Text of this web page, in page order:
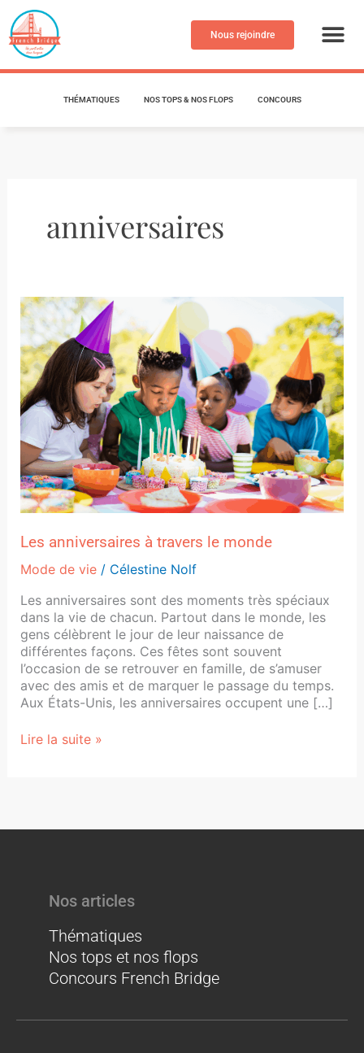
Aller
au
contenu
Nous rejoindre
THÉMATIQUES NOS TOPS & NOS FLOPS CONCOURS
anniversaires
Les anniversaires à travers le monde
Mode de vie/ Célestine Nolf
Les anniversaires sont des moments très spéciaux
dans la vie de chacun. Partout dans le monde, les
gens célèbrent le jour de leur naissance de
différentes façons. Ces fêtes sont souvent
l’occasion de se retrouver en famille, de s’amuser
avec des amis et de marquer le passage du temps.
Aux États-Unis, les anniversaires occupent une […]
Les
anniversaires
à
travers
le
monde
Lire la suite »
Nos articles
Thématiques
Nos tops et nos flops
Concours French Bridge